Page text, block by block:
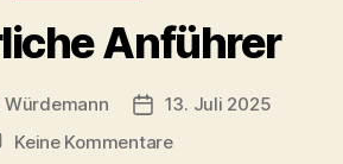
Anführer
Würdemann Beitragsdatum
13. Juli 2025
Keine Kommentarezu